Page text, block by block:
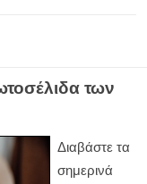
των
Διαβάστε τα
σημερινά